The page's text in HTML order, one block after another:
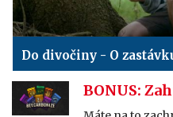
Do divočiny - O
BONUS: